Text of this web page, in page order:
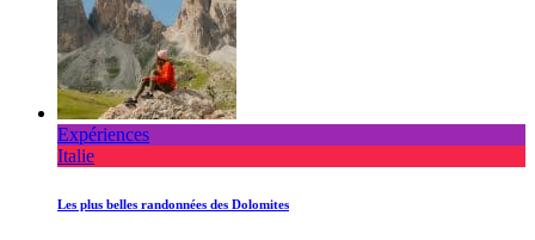
Expériences
Italie
Les plus belles randonnées des Dolomites